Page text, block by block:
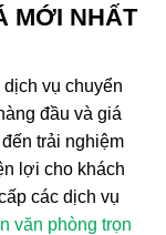
MỚI NHẤT
vụ chuyển
đầu và giá
trải nghiệm
lợi cho khách
các dịch vụ
văn phòng trọn